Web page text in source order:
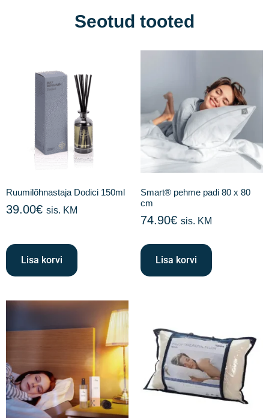
Seotud tooted
Ruumilõhnastaja Dodici 150ml
39.00€ sis. KM
Lisa korvi
Smart® pehme padi 80 x 80
cm
74.90€ sis. KM
Lisa korvi